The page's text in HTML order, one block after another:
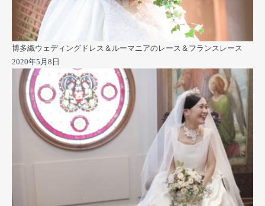
博多織ウェディングドレス＆ルーマニアのレース＆フランスレース
2020年5月8日